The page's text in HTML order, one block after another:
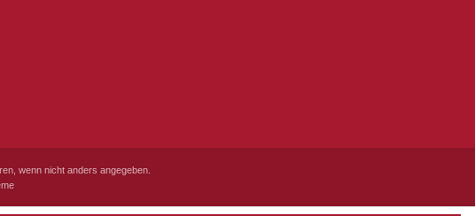
wenn nicht anders angegeben.